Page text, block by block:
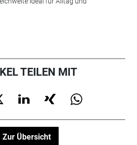
TEILEN MIT
Zur Übersicht